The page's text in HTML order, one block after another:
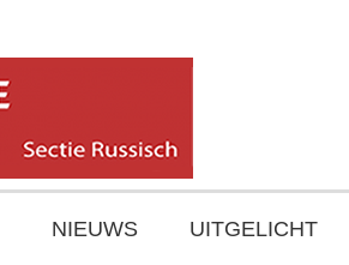
NIEUWS UITGELICHT